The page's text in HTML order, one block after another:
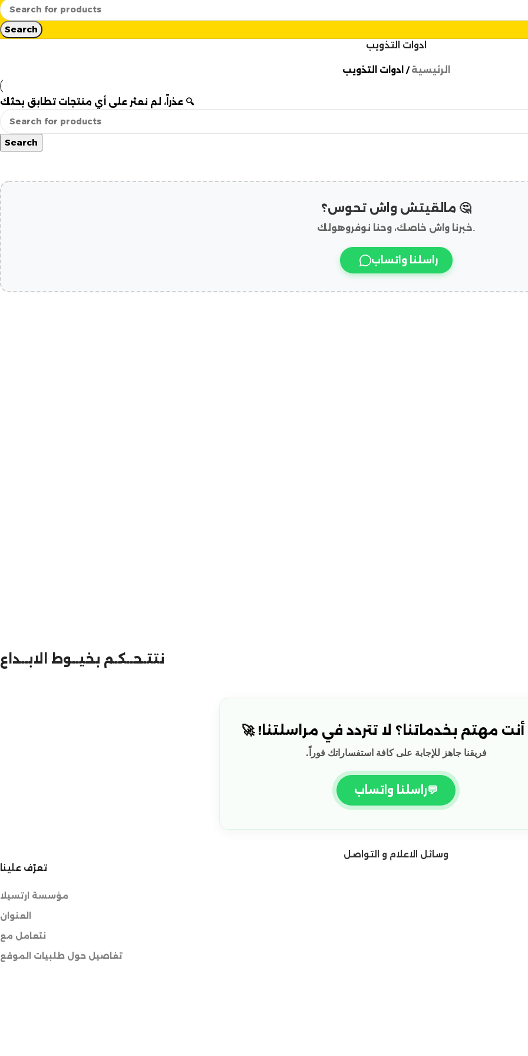
Search
ادوات التذويب
الرئيسية ادوات التذويب
عذراً، لم نعثر على أي منتجات تطابق بحثك 🔍
Search
مالقيتش واش تحوس؟ 🤔
خبرنا واش خاصك، وحنا نوفروهولك.
راسلنا واتساب
نتتـحــكـم بخيــوط الابــداع
مهتم بخدماتنا؟ لا تتردد في مراسلتنا! 🚀
فريقنا جاهز للإجابة على كافة استفساراتك فوراً.
💬راسلنا واتساب
وسائل الاعلام و التواصل
تعرّف علينا
مؤسسة ارتسيلا
العنوان
نتعامل مع
تفاصيل حول طلبيات الموقع